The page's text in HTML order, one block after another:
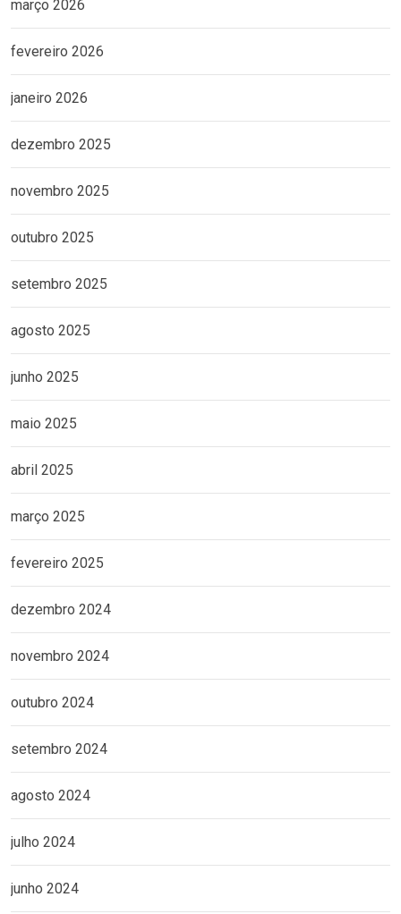
março 2026
fevereiro 2026
janeiro 2026
dezembro 2025
novembro 2025
outubro 2025
setembro 2025
agosto 2025
junho 2025
maio 2025
abril 2025
março 2025
fevereiro 2025
dezembro 2024
novembro 2024
outubro 2024
setembro 2024
agosto 2024
julho 2024
junho 2024